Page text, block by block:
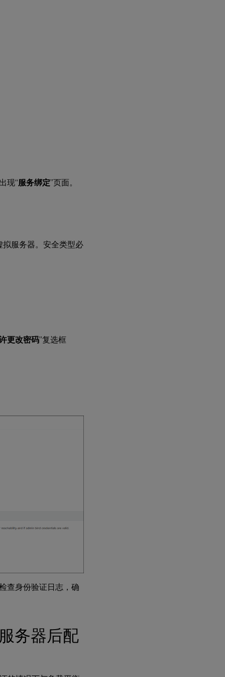
现“服务绑定”页面。
服务器。安全类型必
更改密码”复选框
查身份验证日志，确
务器后配